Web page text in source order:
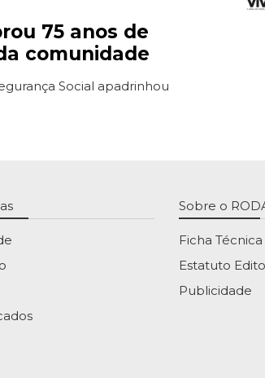
75 anos de
comunidade
Social apadrinhou
Sobre o
Ficha Técnica
Estatuto
Publicidade